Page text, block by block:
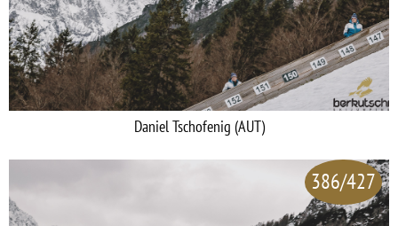
Daniel Tschofenig (AUT)
386/427